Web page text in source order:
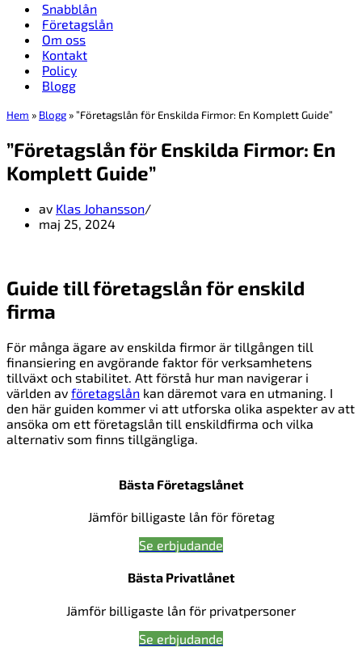
Snabblån
Företagslån
Om oss
Kontakt
Policy
Blogg
Hem » Blogg »”Företagslån för Enskilda Firmor: En Komplett Guide”
”Företagslån för Enskilda Firmor: En
Komplett Guide”
av Klas Johansson
maj 25, 2024
Guide till företagslån för enskild
firma
För många ägare av enskilda firmor är tillgången till
finansiering en avgörande faktor för verksamhetens
tillväxt och stabilitet. Att förstå hur man navigerar i
världen av företagslån kan däremot vara en utmaning. I
den här guiden kommer vi att utforska olika aspekter av att
ansöka om ett företagslån till enskildfirma och vilka
alternativ som finns tillgängliga.
Bästa Företagslånet
Jämför billigaste lån för företag
Se erbjudande
Bästa Privatlånet
Jämför billigaste lån för privatpersoner
Se erbjudande